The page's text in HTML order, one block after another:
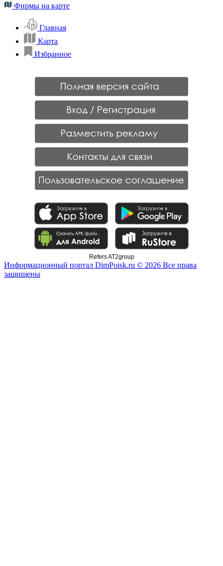
Фирмы на карте
Главная
Карта
Избранное
Refers AT2group
Информационный портал DimPoisk.ru © 2026 Все права
защищены